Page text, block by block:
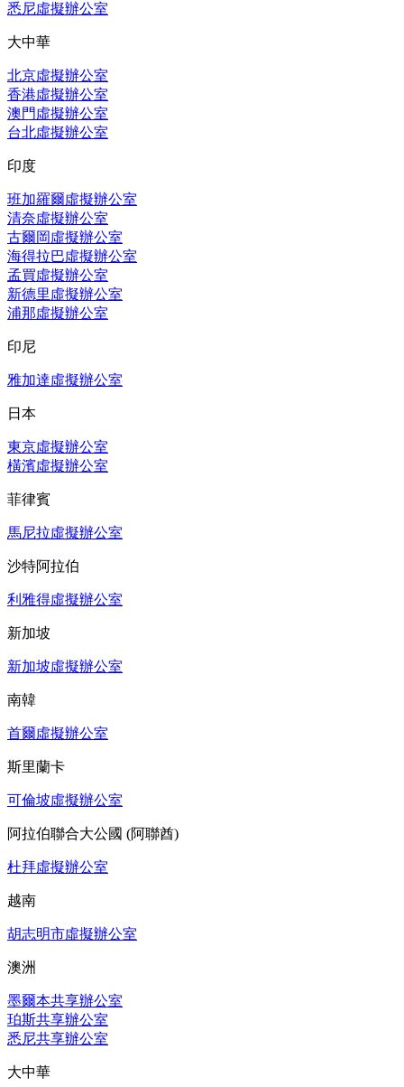
悉尼虛擬辦公室
大中華
北京虛擬辦公室
香港虛擬辦公室
澳門虛擬辦公室
台北虛擬辦公室
印度
班加羅爾虛擬辦公室
清奈虛擬辦公室
古爾岡虛擬辦公室
海得拉巴虛擬辦公室
孟買虛擬辦公室
新德里虛擬辦公室
浦那虛擬辦公室
印尼
雅加達虛擬辦公室
日本
東京虛擬辦公室
橫濱虛擬辦公室
菲律賓
馬尼拉虛擬辦公室
沙特阿拉伯
利雅得虛擬辦公室
新加坡
新加坡虛擬辦公室
南韓
首爾虛擬辦公室
斯里蘭卡
可倫坡虛擬辦公室
阿拉伯聯合大公國 (阿聯酋)
杜拜虛擬辦公室
越南
胡志明市虛擬辦公室
澳洲
墨爾本共享辦公室
珀斯共享辦公室
悉尼共享辦公室
大中華